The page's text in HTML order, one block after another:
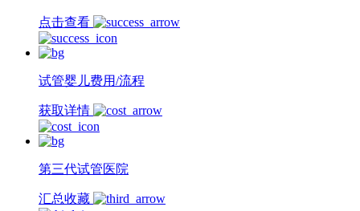
点击查看
试管婴儿费用/流程
获取详情
第三代试管医院
汇总收藏